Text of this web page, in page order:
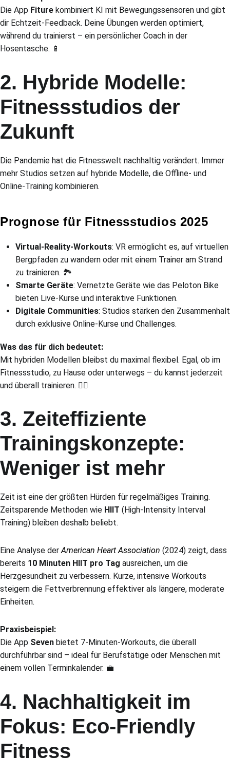
Die App Fiture kombiniert KI mit Bewegungssensoren und gibt
dir Echtzeit-Feedback. Deine Übungen werden optimiert,
während du trainierst – ein persönlicher Coach in der
Hosentasche. 📱
2. Hybride Modelle:
Fitnessstudios der
Zukunft
Die Pandemie hat die Fitnesswelt nachhaltig verändert. Immer
mehr Studios setzen auf hybride Modelle, die Offline- und
Online-Training kombinieren.
Prognose für Fitnessstudios 2025
Virtual-Reality-Workouts: VR ermöglicht es, auf virtuellen
Bergpfaden zu wandern oder mit einem Trainer am Strand
zu trainieren. 🏞️
Smarte Geräte: Vernetzte Geräte wie das Peloton Bike
bieten Live-Kurse und interaktive Funktionen.
Digitale Communities: Studios stärken den Zusammenhalt
durch exklusive Online-Kurse und Challenges.
Was das für dich bedeutet:
Mit hybriden Modellen bleibst du maximal flexibel. Egal, ob im
Fitnessstudio, zu Hause oder unterwegs – du kannst jederzeit
und überall trainieren. 🏋️‍♂️
3. Zeiteffiziente
Trainingskonzepte:
Weniger ist mehr
Zeit ist eine der größten Hürden für regelmäßiges Training.
Zeitsparende Methoden wie HIIT (High-Intensity Interval
Training) bleiben deshalb beliebt.
Eine Analyse derAmerican Heart Association (2024) zeigt, dass
bereits 10 Minuten HIIT pro Tag ausreichen, um die
Herzgesundheit zu verbessern. Kurze, intensive Workouts
steigern die Fettverbrennung effektiver als längere, moderate
Einheiten.
Praxisbeispiel:
Die App Seven bietet 7-Minuten-Workouts, die überall
durchführbar sind – ideal für Berufstätige oder Menschen mit
einem vollen Terminkalender. 💼
4. Nachhaltigkeit im
Fokus: Eco-Friendly
Fitness